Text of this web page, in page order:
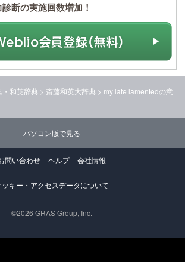
断の実施回数増加！
和英辞典 > 斎藤和英大辞典 > my late lamentedの意
パソコン版で見る
問い合わせ ヘルプ 会社情報
ッキー・アクセスデータについて
©2026 GRAS Group, Inc.